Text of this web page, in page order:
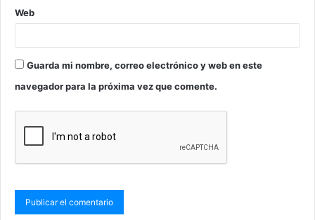
Web
Guarda mi nombre, correo electrónico y web en este
navegador para la próxima vez que comente.